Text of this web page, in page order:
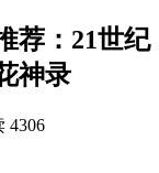
荐：21世纪
神录
4306